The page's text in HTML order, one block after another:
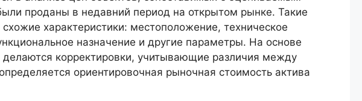
проданы в недавний период на открытом рынке. Такие
характеристики: местоположение, техническое
назначение и другие параметры. На основе
корректировки, учитывающие различия между
ориентировочная рыночная стоимость актива